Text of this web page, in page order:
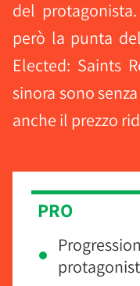
del
però la punta
Elected: Saints
sinora sono
anche il prezzo
PRO